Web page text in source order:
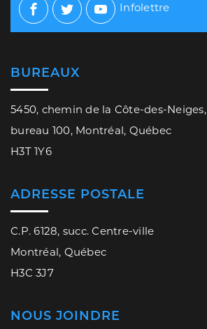
Facebook
TwitterYoutube
Infolettre
BUREAUX
5450, chemin de la Côte-des-Neiges,
bureau 100, Montréal, Québec
H3T 1Y6
ADRESSE POSTALE
C.P. 6128, succ. Centre-ville
Montréal, Québec
H3C 3J7
NOUS JOINDRE